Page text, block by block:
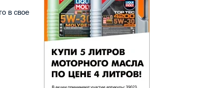
в свое